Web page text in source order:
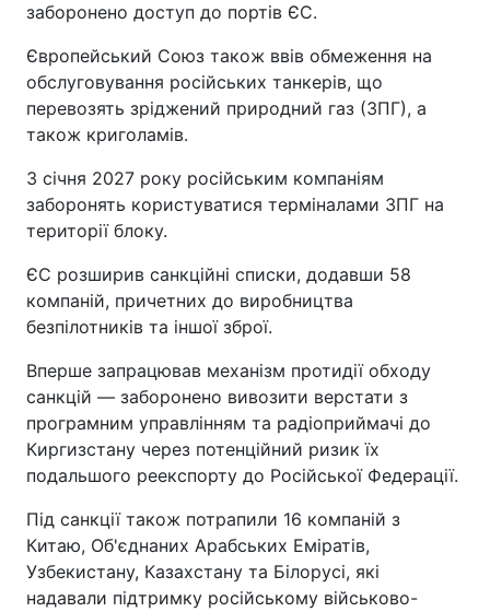
заборонено доступ до портів ЄС.
Європейський Союз також ввів обмеження на
обслуговування російських танкерів, що
перевозять зріджений природний газ (ЗПГ), а
також криголамів.
З січня 2027 року російським компаніям
заборонять користуватися терміналами ЗПГ на
території блоку.
ЄС розширив санкційні списки, додавши 58
компаній, причетних до виробництва
безпілотників та іншої зброї.
Вперше запрацював механізм протидії обходу
санкцій — заборонено вивозити верстати з
програмним управлінням та радіоприймачі до
Киргизстану через потенційний ризик їх
подальшого реекспорту до Російської Федерації.
Під санкції також потрапили 16 компаній з
Китаю, Об'єднаних Арабських Еміратів,
Узбекистану, Казахстану та Білорусі, які
надавали підтримку російському військово-